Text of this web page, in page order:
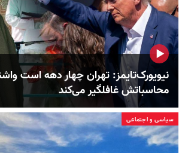
نیویورک‌تایمز: تهران چهار دهه است
محاسباتش غافلگیر می‌کند
سیاسی و اجتماعی